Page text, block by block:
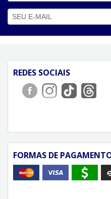
REDES SOCIAIS
FORMAS DE